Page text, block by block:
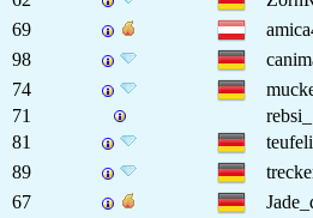
69
98
74
71
81
89
67